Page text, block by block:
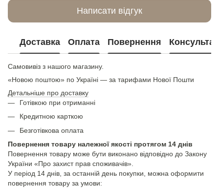
Написати відгук
Доставка Оплата Повернення
Самовивіз з нашого магазину.
«Новою поштою» по Україні — за тарифами Нової Пошти
Детальніше про доставку
Готівкою при отриманні
Кредитною карткою
Безготівкова оплата
Повернення товару належної якості протягом 14 днів
Повернення товару може бути виконано відповідно до Закону
України «Про захист прав споживачів».
У період 14 днів, за останній день покупки, можна оформити
повернення товару за умови: